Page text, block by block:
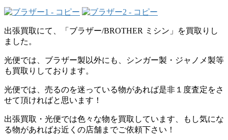
出張買取にて、「ブラザー/BROTHER ミシン」を買取りし
ました。
光便では、ブラザー製以外にも、シンガー製・ジャノメ製等
も買取りしております。
光便では、売るのを迷っている物があれば是非１度査定をさ
せて頂ければと思います！
出張買取・光便では色々な物を買取しています、もし気にな
る物があればお近くの店舗までご依頼下さい！